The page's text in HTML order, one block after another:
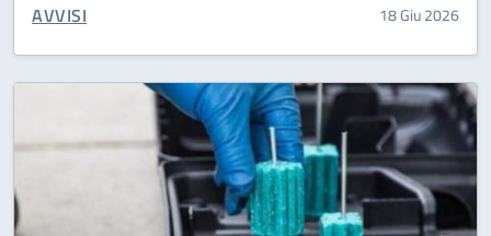
CATEGORIA CORRELATA:
AVVISI 18 Giu 2026